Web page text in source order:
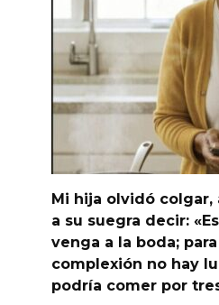
Mi hija olvidó colgar,
a su suegra decir:
venga a la boda;
complexión no hay
podría comer por